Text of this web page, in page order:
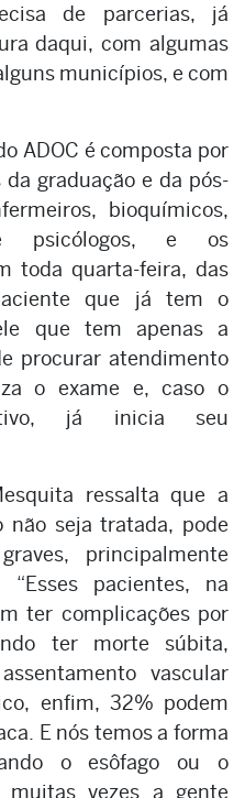
de parcerias, já
daqui, com algumas
municípios, e com
ADOC é composta por
graduação e da pós-
bioquímicos,
psicólogos, e os
toda quarta-feira, das
que já tem o
que tem apenas a
procurar atendimento
o exame e, caso o
já inicia seu
ressalta que a
não seja tratada, pode
principalmente
pacientes, na
ter complicações por
ter morte súbita,
vascular
enfim, 32% podem
E nós temos a forma
o esôfago ou o
vezes a gente